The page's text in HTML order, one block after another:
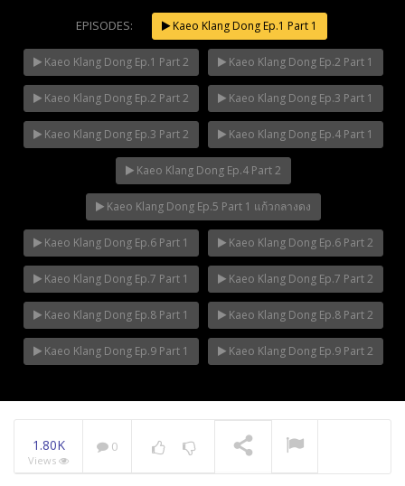
NOW PLAYING Mani Nakha Ep.14
EPISODES: Kaeo Klang Dong Ep.1 Part 1
Kaeo Klang Dong Ep.1 Part 2 Kaeo Klang Dong Ep.2 Part 1
Kaeo Klang Dong Ep.2 Part 2 Kaeo Klang Dong Ep.3 Part 1
Kaeo Klang Dong Ep.3 Part 2 Kaeo Klang Dong Ep.4 Part 1
Kaeo Klang Dong Ep.4 Part 2
Kaeo Klang Dong Ep.5 Part 1 แก้วกลางดง
Kaeo Klang Dong Ep.6 Part 1 Kaeo Klang Dong Ep.6 Part 2
Kaeo Klang Dong Ep.7 Part 1 Kaeo Klang Dong Ep.7 Part 2
Kaeo Klang Dong Ep.8 Part 1 Kaeo Klang Dong Ep.8 Part 2
Kaeo Klang Dong Ep.9 Part 1 Kaeo Klang Dong Ep.9 Part 2
1.80K
Views
0